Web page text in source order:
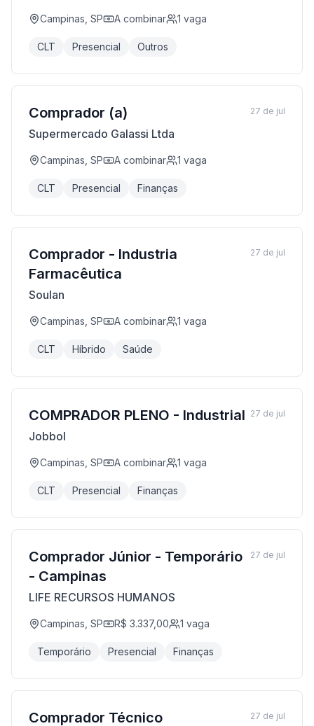
Campinas, SP A combinar 1 vaga
CLT Presencial Outros
Comprador (a)
Supermercado Galassi Ltda
Campinas, SP A combinar 1 vaga
CLT Presencial Finanças
27 de jul
Comprador - Industria
Farmacêutica
Soulan
Campinas, SP A combinar 1 vaga
CLT Híbrido Saúde
27 de jul
COMPRADOR PLENO - Industrial
Jobbol
Campinas, SP A combinar 1 vaga
CLT Presencial Finanças
27 de jul
Comprador Júnior - Temporário
- Campinas
LIFE RECURSOS HUMANOS
Campinas, SP R$ 3.337,00 1 vaga
Temporário Presencial Finanças
27 de jul
Comprador Técnico 27 de jul